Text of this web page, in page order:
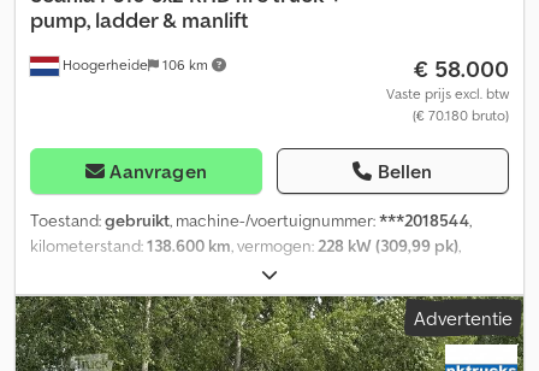
Hoogerheide 106 km
pump, ladder & manlift
€ 58.000
Vaste prijs excl. btw
(€ 70.180 bruto)
Aanvragen Bellen
Toestand:gebruikt, machine-/voertuignummer:***2018544,
kilometerstand:138.600 km, vermogen:228 kW (309,99 pk),
, bandenmaten:
overig, bestuurderscabine:dagcabine, soort overbrenging:
automatisch, emissieklasse:Euro 3, ophanging:staal-lucht, totale
lengte:9.800 mm, totale breedte:2.500 mm, totale hoogte:3.700
Advertentie